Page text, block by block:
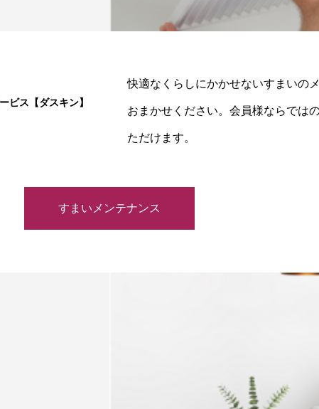
ビス【ダスキン】
快適なくらしにかかせないすまいの
おまかせください。会員様ならでは
ただけます。
すまいメンテナンス